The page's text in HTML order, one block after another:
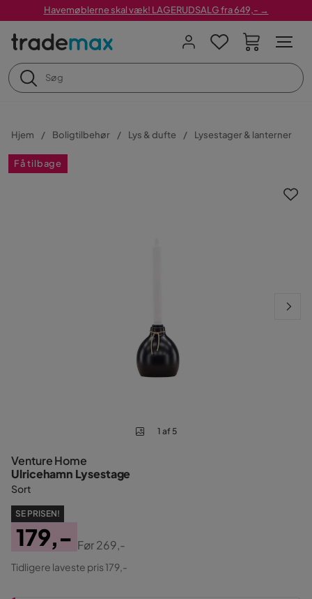
Havemøblerne skal væk! LAGERUDSALG fra 649,- →
Hjem Boligtilbehør Lys & dufte Lysestager & lanterner
Få tilbage
1 af 5
Venture Home
Ulricehamn Lysestage
Sort
SE PRISEN!
Pris
179,-
Original
Pris
Før269,-
Tidligere laveste pris 179,-